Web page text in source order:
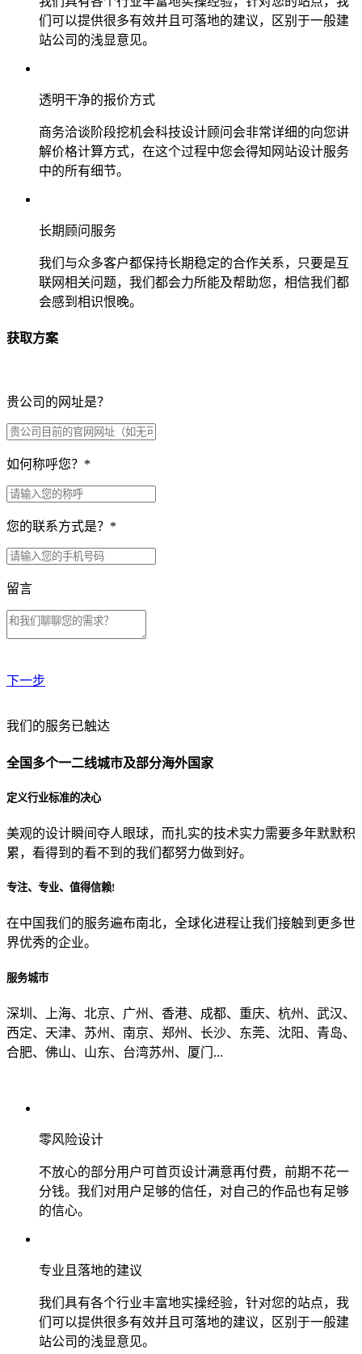
们可以提供很多有效并且可落地的建议，区别于一般建
站公司的浅显意见。
透明干净的报价方式
商务洽谈阶段挖机会科技设计顾问会非常详细的向您讲
解价格计算方式，在这个过程中您会得知网站设计服务
中的所有细节。
长期顾问服务
我们与众多客户都保持长期稳定的合作关系，只要是互
联网相关问题，我们都会力所能及帮助您，相信我们都
会感到相识恨晚。
获取方案
贵公司的网址是？
如何称呼您？ *
您的联系方式是？ *
留言
下一步
贵公司预算范围是？
贵公司的团队规模是？
目前主要的营销渠道是？
我们的服务已触达
全国多个一二线城市及部分海外国家
定义行业标准的决心
美观的设计瞬间夺人眼球，而扎实的技术实力需要多年默默积
累，看得到的看不到的我们都努力做到好。
专注、专业、值得信赖!
在中国我们的服务遍布南北，全球化进程让我们接触到更多世
界优秀的企业。
服务城市
深圳、上海、北京、广州、香港、成都、重庆、杭州、武汉、
西定、天津、苏州、南京、郑州、长沙、东莞、沈阳、青岛、
合肥、佛山、山东、台湾苏州、厦门...
零风险设计
不放心的部分用户可首页设计满意再付费，前期不花一
分钱。我们对用户足够的信任，对自己的作品也有足够
的信心。
专业且落地的建议
我们具有各个行业丰富地实操经验，针对您的站点，我
们可以提供很多有效并且可落地的建议，区别于一般建
站公司的浅显意见。